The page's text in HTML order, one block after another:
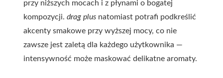
przy niższych mocach i z płynami o bogatej
kompozycji. drag plus natomiast potrafi podkreślić
akcenty smakowe przy wyższej mocy, co nie
zawsze jest zaletą dla każdego użytkownika —
intensywność może maskować delikatne aromaty.